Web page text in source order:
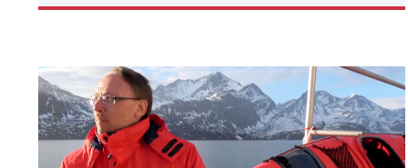
УЗНАТЬ ПОДРОБНЕЕ